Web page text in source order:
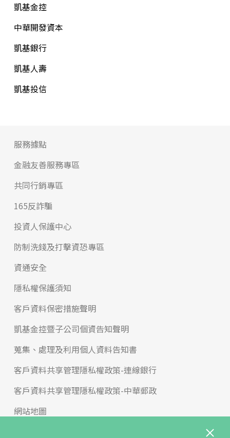
凱基金控
中華開發資本
凱基銀行
凱基人壽
凱基投信
服務據點
金融友善服務專區
共同行銷專區
165反詐騙
投資人保護中心
防制洗錢及打擊資恐專區
資通安全
隱私權保護須知
客戶資料保密措施聲明
凱基金控暨子公司個資告知聲明
蒐集、處理及利用個人資料告知書
客戶資料共享管理隱私權政策-連線銀行
客戶資料共享管理隱私權政策-中華郵政
網站地圖